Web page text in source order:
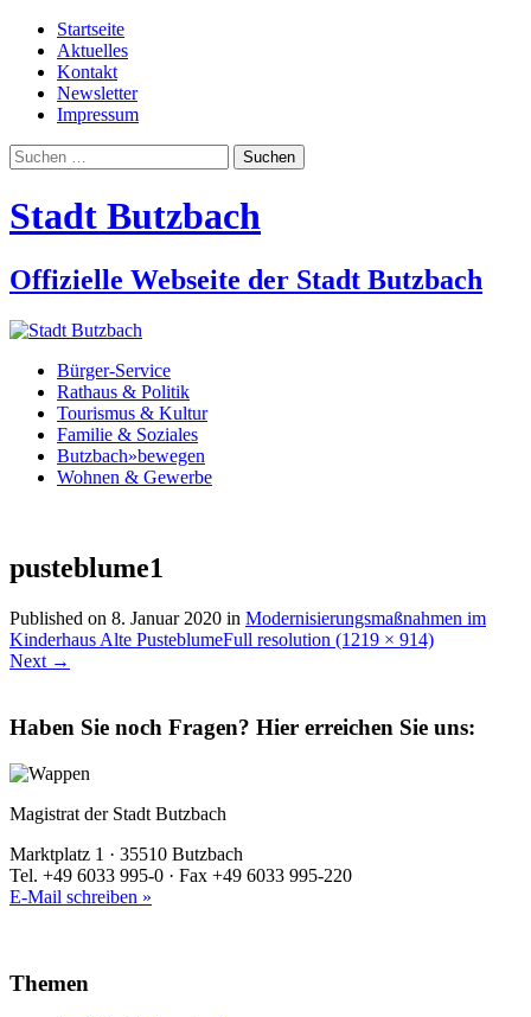
Startseite
Aktuelles
Kontakt
Newsletter
Impressum
Suchen
nach:
Stadt Butzbach
Offizielle Webseite der Stadt Butzbach
Bürger-Service
Rathaus & Politik
Tourismus & Kultur
Familie & Soziales
Butzbach»bewegen
Wohnen & Gewerbe
pusteblume1
Published on 8. Januar 2020 in Modernisierungsmaßnahmen im
Kinderhaus Alte PusteblumeFull resolution (1219 × 914)
Next →
Haben Sie noch Fragen? Hier erreichen Sie uns:
Magistrat der Stadt Butzbach
Marktplatz 1 · 35510 Butzbach
Tel. +49 6033 995-0 · Fax +49 6033 995-220
E-Mail schreiben »
Themen